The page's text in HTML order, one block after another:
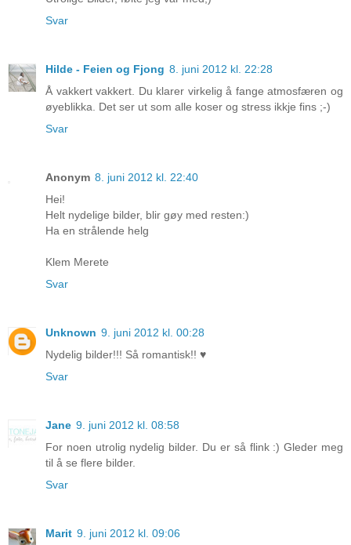
Svar
Hilde - Feien og Fjong 8. juni 2012 kl. 22:28
Å vakkert vakkert. Du klarer virkelig å fange atmosfæren og
øyeblikka. Det ser ut som alle koser og stress ikkje fins ;-)
Svar
Anonym 8. juni 2012 kl. 22:40
Hei!
Helt nydelige bilder, blir gøy med resten:)
Ha en strålende helg
Klem Merete
Svar
Unknown 9. juni 2012 kl. 00:28
Nydelig bilder!!! Så romantisk!! ♥
Svar
Jane 9. juni 2012 kl. 08:58
For noen utrolig nydelig bilder. Du er så flink :) Gleder meg
til å se flere bilder.
Svar
Marit 9. juni 2012 kl. 09:06